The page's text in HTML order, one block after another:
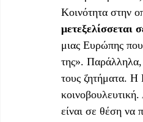
Κοινότητα στην
μιας Ευρώπης που
της». Παράλληλα,
τους ζητήματα. Η
είναι σε θέση να